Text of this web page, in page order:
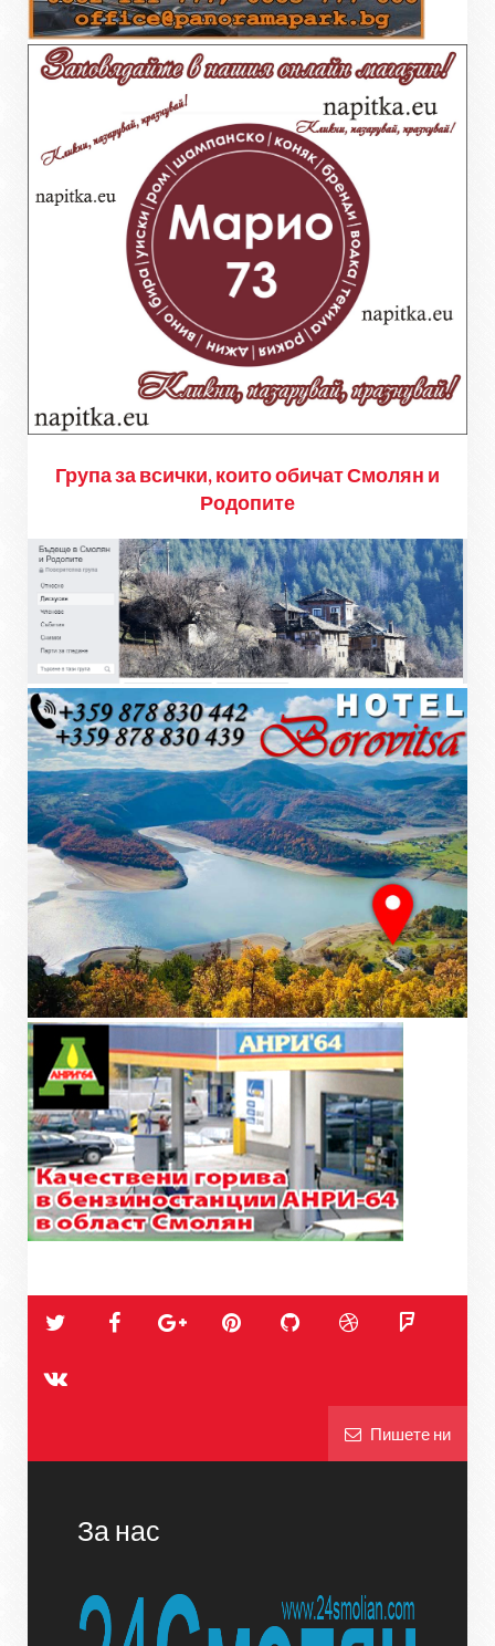
Група за всички, които обичат Смолян и
Родопите
Пишете ни
За нас